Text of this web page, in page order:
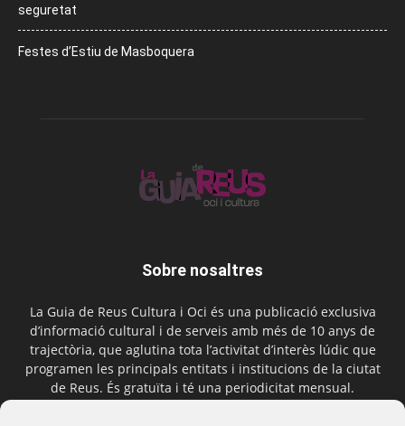
seguretat
Festes d’Estiu de Masboquera
Sobre nosaltres
La Guia de Reus Cultura i Oci és una publicació exclusiva
d’informació cultural i de serveis amb més de 10 anys de
trajectòria, que aglutina tota l’activitat d’interès lúdic que
programen les principals entitats i institucions de la ciutat
de Reus. És gratuïta i té una periodicitat mensual.